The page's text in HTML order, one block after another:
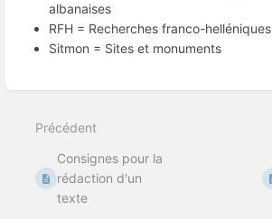
albanaises
RFH = Recherches franco-helléniques
Sitmon = Sites et monuments
de
section
Précédent
Consignes pour la
rédaction d'un
texte